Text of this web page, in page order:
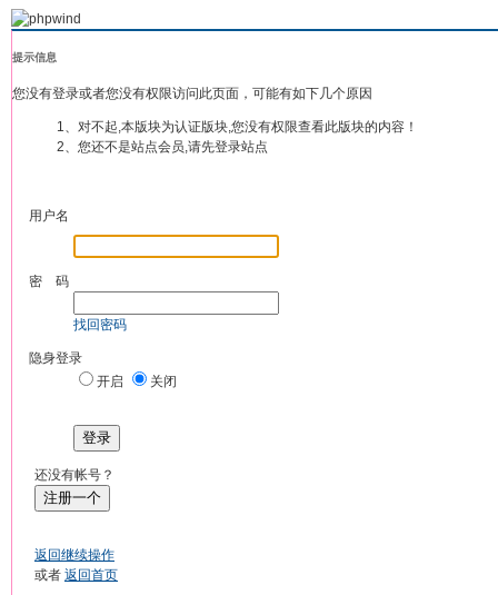
提示信息
您没有登录或者您没有权限访问此页面，可能有如下几个原因
1、对不起,本版块为认证版块,您没有权限查看此版块的内容！
2、您还不是站点会员,请先登录站点
用户名
密 码
找回密码
隐身登录
开启
关闭
登录
还没有帐号？
注册一个
返回继续操作
或者 返回首页